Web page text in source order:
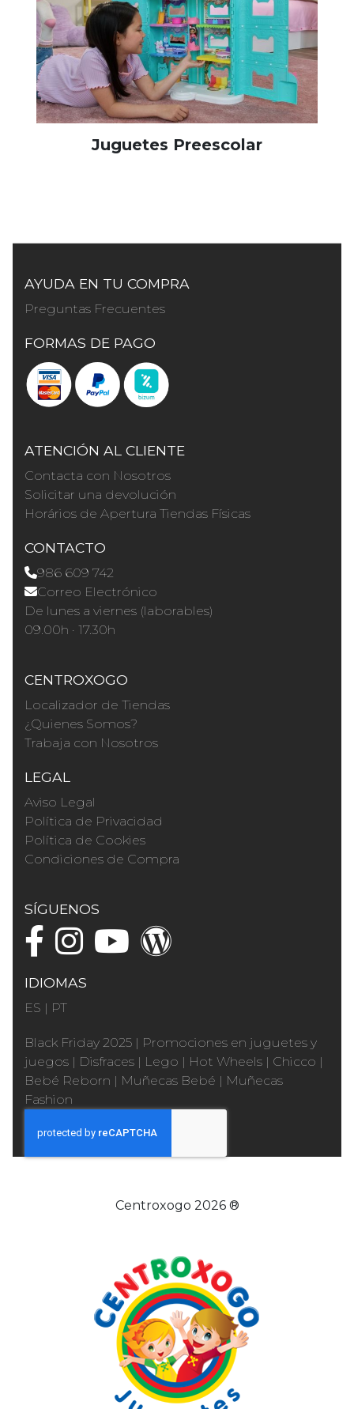
Juguetes Preescolar
AYUDA EN TU COMPRA
Preguntas Frecuentes
FORMAS DE PAGO
ATENCIÓN AL CLIENTE
Contacta con Nosotros
Solicitar una devolución
Horários de Apertura Tiendas Físicas
CONTACTO
986 609 742
Correo Electrónico
De lunes a viernes (laborables)
09.00h · 17.30h
CENTROXOGO
Localizador de Tiendas
¿Quienes Somos?
Trabaja con Nosotros
LEGAL
Aviso Legal
Política de Privacidad
Política de Cookies
Condiciones de Compra
SÍGUENOS
IDIOMAS
ES | PT
Black Friday 2025 | Promociones en juguetes y
juegos | Disfraces | Lego | Hot Wheels | Chicco |
Bebé Reborn | Muñecas Bebé | Muñecas
Fashion
Centroxogo 2026 ®